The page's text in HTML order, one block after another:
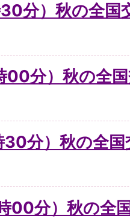
30分）秋の全国
00分）秋の全
30分）秋の全
00分）秋の全